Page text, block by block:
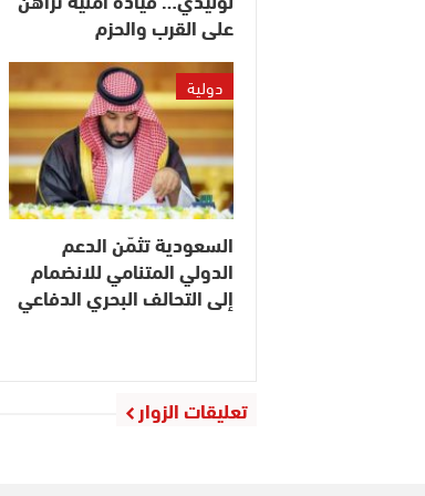
على القرب والحزم
دولية
السعودية تثمّن الدعم
الدولي المتنامي للانضمام
إلى التحالف البحري الدفاعي
تعليقات الزوار